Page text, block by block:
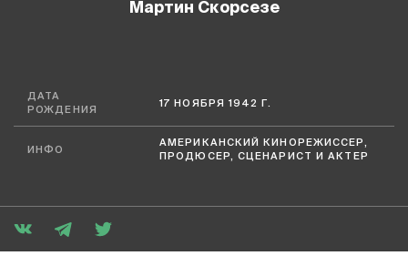
Мартин Скорсезе
ДАТА
РОЖДЕНИЯ
17 НОЯБРЯ 1942 Г.
ИНФО
АМЕРИКАНСКИЙ КИНОРЕЖИССЕР,
ПРОДЮСЕР, СЦЕНАРИСТ И АКТЕР